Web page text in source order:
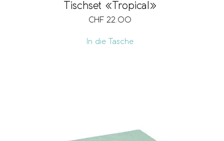
Tischset «Tropical»
CHF 22.00
In die Tasche